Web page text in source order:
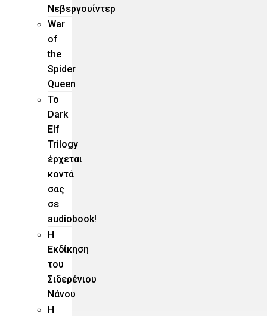
Νεβεργουίντερ
War
of
the
Spider
Queen
Το
Dark
Elf
Trilogy
έρχεται
κοντά
σας
σε
audiobook!
Η
Εκδίκηση
του
Σιδερένιου
Νάνου
Η